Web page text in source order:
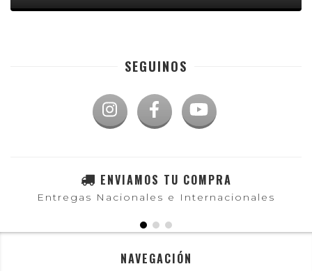
SEGUINOS
ENVIAMOS TU COMPRA
Entregas Nacionales e Internacionales
NAVEGACIÓN